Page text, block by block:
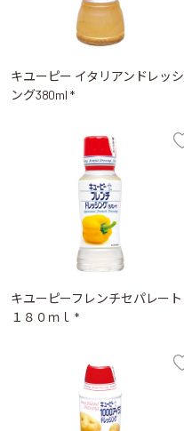
キユーピー イタリアンドレッシ
ング380ml *
キユーピーフレンチセパレート
１８０ｍｌ *